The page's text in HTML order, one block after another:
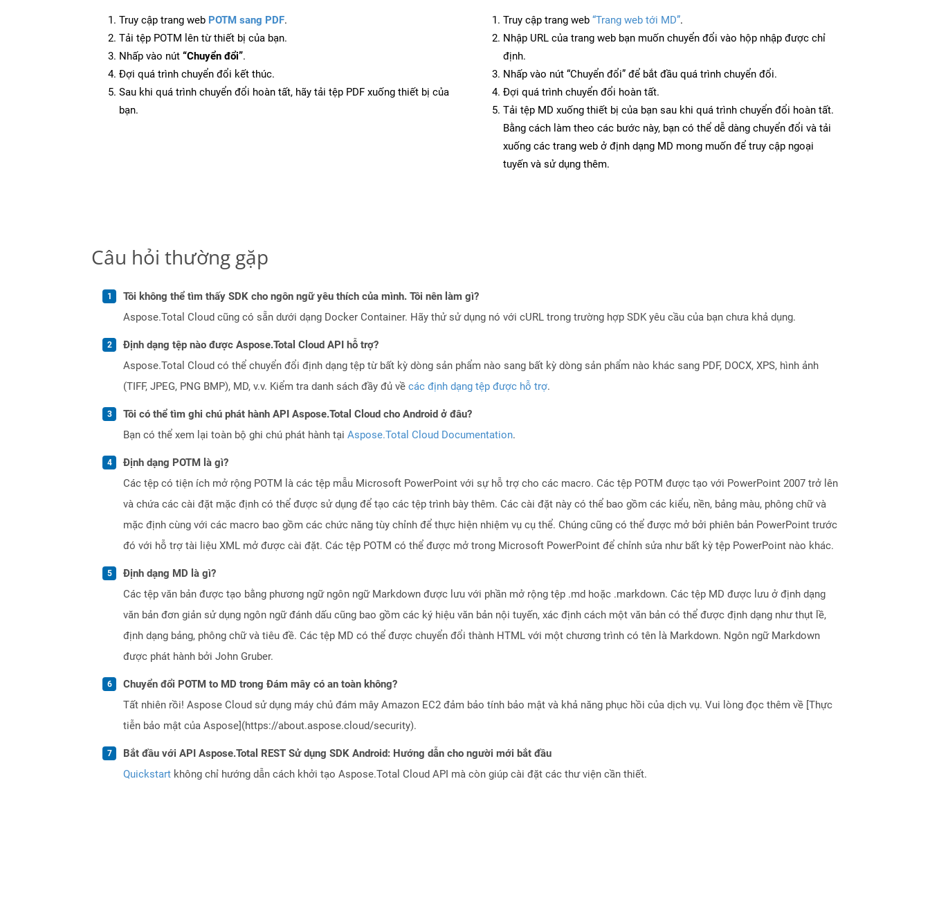
Truy cập trang web POTM sang PDF.
Tải tệp POTM lên từ thiết bị của bạn.
Nhấp vào nút “Chuyển đổi”.
Đợi quá trình chuyển đổi kết thúc.
Sau khi quá trình chuyển đổi hoàn tất, hãy tải tệp PDF xuống thiết bị của
bạn.
Truy cập trang web “Trang web tới MD”.
Nhập URL của trang web bạn muốn chuyển đổi vào hộp nhập được chỉ
định.
Nhấp vào nút “Chuyển đổi” để bắt đầu quá trình chuyển đổi.
Đợi quá trình chuyển đổi hoàn tất.
Tải tệp MD xuống thiết bị của bạn sau khi quá trình chuyển đổi hoàn tất.
Bằng cách làm theo các bước này, bạn có thể dễ dàng chuyển đổi và tải
xuống các trang web ở định dạng MD mong muốn để truy cập ngoại
tuyến và sử dụng thêm.
Câu hỏi thường gặp
Tôi không thể tìm thấy SDK cho ngôn ngữ yêu thích của mình. Tôi nên làm gì?
Aspose.Total Cloud cũng có sẵn dưới dạng Docker Container. Hãy thử sử dụng nó với cURL trong trường hợp SDK yêu cầu của bạn chưa khả dụng.
Định dạng tệp nào được Aspose.Total Cloud API hỗ trợ?
Aspose.Total Cloud có thể chuyển đổi định dạng tệp từ bất kỳ dòng sản phẩm nào sang bất kỳ dòng sản phẩm nào khác sang PDF, DOCX, XPS, hình ảnh
(TIFF, JPEG, PNG BMP), MD, v.v. Kiểm tra danh sách đầy đủ về các định dạng tệp được hỗ trợ.
Tôi có thể tìm ghi chú phát hành API Aspose.Total Cloud cho Android ở đâu?
Bạn có thể xem lại toàn bộ ghi chú phát hành tại Aspose.Total Cloud Documentation.
Định dạng POTM là gì?
Các tệp có tiện ích mở rộng POTM là các tệp mẫu Microsoft PowerPoint với sự hỗ trợ cho các macro. Các tệp POTM được tạo với PowerPoint 2007 trở lên
và chứa các cài đặt mặc định có thể được sử dụng để tạo các tệp trình bày thêm. Các cài đặt này có thể bao gồm các kiểu, nền, bảng màu, phông chữ và
mặc định cùng với các macro bao gồm các chức năng tùy chỉnh để thực hiện nhiệm vụ cụ thể. Chúng cũng có thể được mở bởi phiên bản PowerPoint trước
đó với hỗ trợ tài liệu XML mở được cài đặt. Các tệp POTM có thể được mở trong Microsoft PowerPoint để chỉnh sửa như bất kỳ tệp PowerPoint nào khác.
Định dạng MD là gì?
Các tệp văn bản được tạo bằng phương ngữ ngôn ngữ Markdown được lưu với phần mở rộng tệp .md hoặc .markdown. Các tệp MD được lưu ở định dạng
văn bản đơn giản sử dụng ngôn ngữ đánh dấu cũng bao gồm các ký hiệu văn bản nội tuyến, xác định cách một văn bản có thể được định dạng như thụt lề,
định dạng bảng, phông chữ và tiêu đề. Các tệp MD có thể được chuyển đổi thành HTML với một chương trình có tên là Markdown. Ngôn ngữ Markdown
được phát hành bởi John Gruber.
Chuyển đổi POTM to MD trong Đám mây có an toàn không?
Tất nhiên rồi! Aspose Cloud sử dụng máy chủ đám mây Amazon EC2 đảm bảo tính bảo mật và khả năng phục hồi của dịch vụ. Vui lòng đọc thêm về [Thực
tiễn bảo mật của Aspose](https://about.aspose.cloud/security).
Bắt đầu với API Aspose.Total REST Sử dụng SDK Android: Hướng dẫn cho người mới bắt đầu
Quickstart không chỉ hướng dẫn cách khởi tạo Aspose.Total Cloud API mà còn giúp cài đặt các thư viện cần thiết.